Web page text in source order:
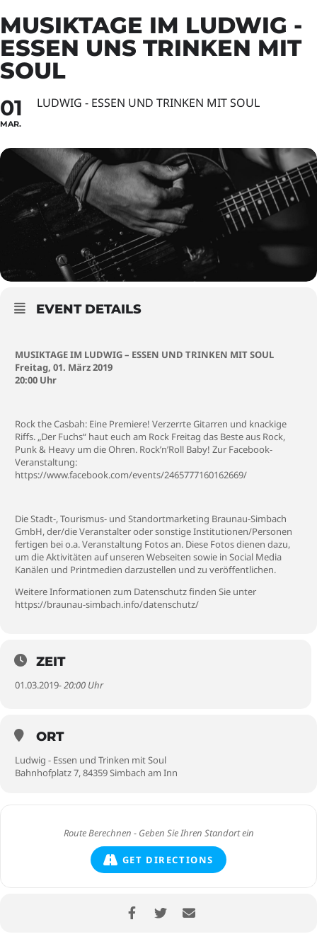
MUSIKTAGE IM LUDWIG -
ESSEN UNS TRINKEN MIT
SOUL
01
MAR.
LUDWIG - ESSEN UND TRINKEN MIT SOUL
EVENT DETAILS
MUSIKTAGE IM LUDWIG – ESSEN UND TRINKEN MIT SOUL
Freitag, 01. März 2019
20:00 Uhr
Rock the Casbah: Eine Premiere! Verzerrte Gitarren und knackige
Riffs. „Der Fuchs“ haut euch am Rock Freitag das Beste aus Rock,
Punk & Heavy um die Ohren. Rock’n’Roll Baby! Zur Facebook-
Veranstaltung:
https://www.facebook.com/events/2465777160162669/
Die Stadt-, Tourismus- und Standortmarketing Braunau-Simbach
GmbH, der/die Veranstalter oder sonstige Institutionen/Personen
fertigen bei o.a. Veranstaltung Fotos an. Diese Fotos dienen dazu,
um die Aktivitäten auf unseren Webseiten sowie in Social Media
Kanälen und Printmedien darzustellen und zu veröffentlichen.
Weitere Informationen zum Datenschutz finden Sie unter
https://braunau-simbach.info/datenschutz/
ZEIT
01.03.2019- 20:00 Uhr
ORT
Ludwig - Essen und Trinken mit Soul
Bahnhofplatz 7, 84359 Simbach am Inn
GET DIRECTIONS